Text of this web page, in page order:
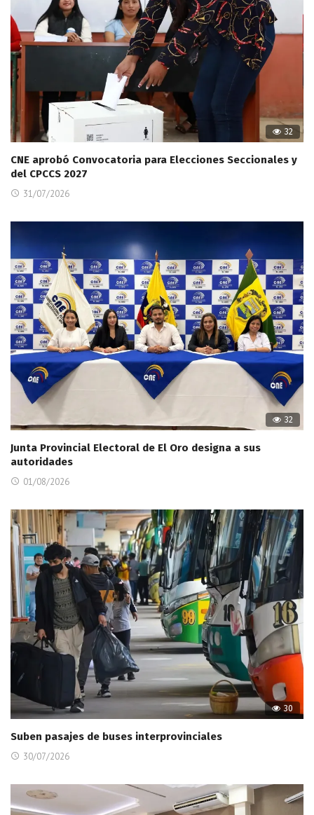
32
CNE aprobó Convocatoria para Elecciones Seccionales y
del CPCCS 2027
31/07/2026
32
Junta Provincial Electoral de El Oro designa a sus
autoridades
01/08/2026
30
Suben pasajes de buses interprovinciales
30/07/2026